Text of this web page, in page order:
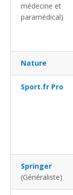
médecine et
paramédical)
Nature
Sport.fr Pro
Springer
(Généraliste)